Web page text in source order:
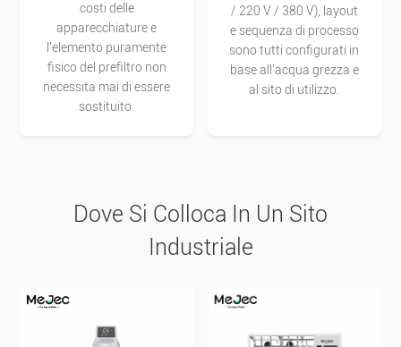
costi delle
apparecchiature e
l'elemento puramente
fisico del prefiltro non
necessita mai di essere
sostituito.
/ 220 V / 380 V), layout
e sequenza di processo
sono tutti configurati in
base all'acqua grezza e
al sito di utilizzo.
Dove Si Colloca In Un Sito
Industriale